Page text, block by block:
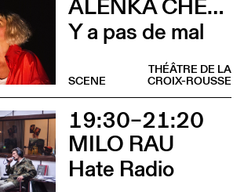
ALENKA CHENUZ & AMÉLIE VIDON
Y a pas de mal
THÉÂTRE DE LA
CROIX-ROUSSE
SCENE
19:30–21:20
MILO RAU
Hate Radio